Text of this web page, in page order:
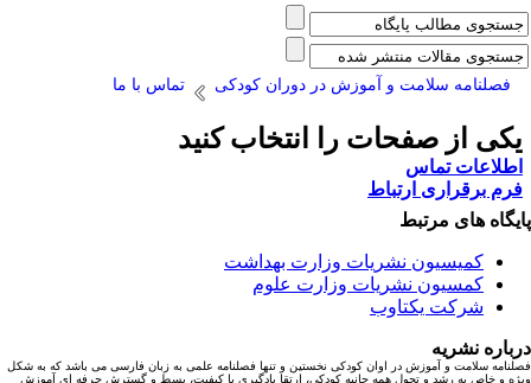
فصلنامه سلامت و آموزش در دوران کودکی تماس با ما
از صفحات را انتخاب کنید
تماس
برقراری ارتباط
های مرتبط
کمیسیون نشریات وزارت بهداشت
کمسیون نشریات وزارت علوم
شرکت یکتاوب
نشریه
سلامت و آموزش در اوان کودکی نخستین و تنها فصلنامه علمی به زبان فارسی می باشد که به شکل
و خاص به رشد و تحول همه جانبه کودکی، ارتقا یادگیری با کیفیت، بسط و گسترش حرفه ای آموزش